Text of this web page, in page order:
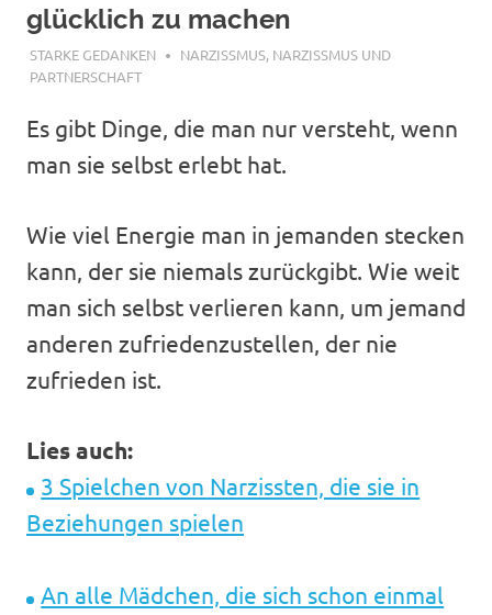
glücklich zu machen
NOVEMBER 6, 2025
STARKE GEDANKEN NARZISSMUS, NARZISSMUS UND
PARTNERSCHAFT
Es gibt Dinge, die man nur versteht, wenn
man sie selbst erlebt hat.
Wie viel Energie man in jemanden stecken
kann, der sie niemals zurückgibt. Wie weit
man sich selbst verlieren kann, um jemand
anderen zufriedenzustellen, der nie
zufrieden ist.
Lies auch:
3 Spielchen von Narzissten, die sie in
Beziehungen spielen
An alle Mädchen, die sich schon einmal